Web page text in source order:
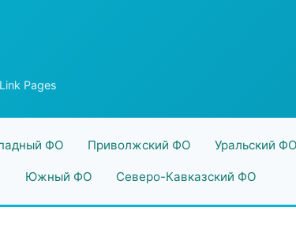
Pages
ФО Приволжский ФО Уральский ФО
Южный ФО Северо-Кавказский ФО